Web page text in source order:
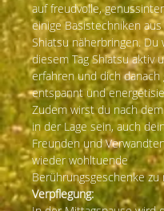
auf freudvolle,
einige Basistechniken
Shiatsu näherbringen. Du
diesem Tag Shiatsu aktiv
erfahren und dich
entspannt und
Zudem wirst du nach
in der Lage sein, auch
Freunden und
wieder wohltuende
Berührungsgeschenke zu
Verpflegung: